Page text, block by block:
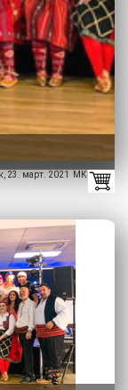
23. март. 2021 MK